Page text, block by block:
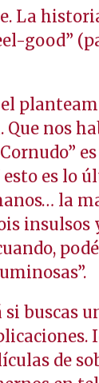
La
good”
el
Que nos
es lo
la
insulsos
si buscas
de